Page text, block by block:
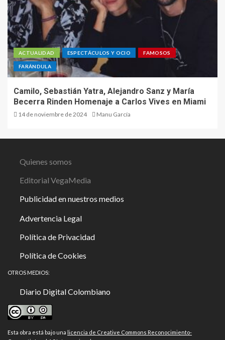
ACTUALIDAD ESPECTÁCULOS Y OCIO FAMOSOS
FARÁNDULA
Camilo, Sebastián Yatra, Alejandro Sanz y María
Becerra Rinden Homenaje a Carlos Vives en Miami
14 de noviembre de 2024 Manu García
Quienes somos
Editorial VegaMedia
Publicidad en nuestros medios
Advertencia Legal
Política de Privacidad
Política de Cookies
OTROS MEDIOS:
Diario Digital Colombiano
Esta obra está bajo una licencia de Creative Commons Reconocimiento-